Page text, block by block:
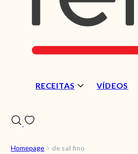
RECEITAS VÍDEOS
Homepage > de sal fino